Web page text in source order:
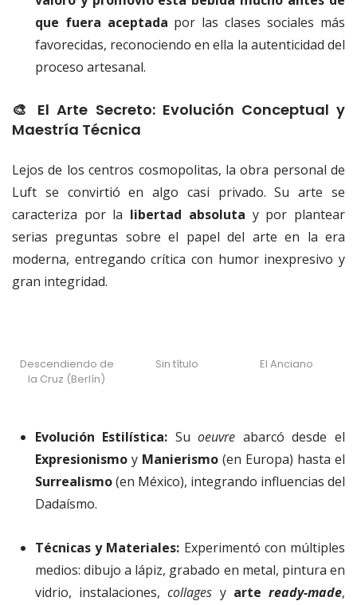
que fuera aceptada por las clases sociales más
favorecidas, reconociendo en ella la autenticidad del
proceso artesanal.
🎨 El Arte Secreto: Evolución Conceptual y
Maestría Técnica
Lejos de los centros cosmopolitas, la obra personal de
Luft se convirtió en algo casi privado. Su arte se
caracteriza por la libertad absoluta y por plantear
serias preguntas sobre el papel del arte en la era
moderna, entregando crítica con humor inexpresivo y
gran integridad.
Descendiendo de
la Cruz (Berlín)
Sin título El Anciano
Evolución Estilística: Suoeuvre abarcó desde el
Expresionismoy Manierismo(en Europa) hasta el
Surrealismo(en México), integrando influencias del
Dadaísmo.
Técnicas y Materiales: Experimentó con múltiples
medios: dibujo a lápiz, grabado en metal, pintura en
vidrio, instalaciones,collages y arteready-made,